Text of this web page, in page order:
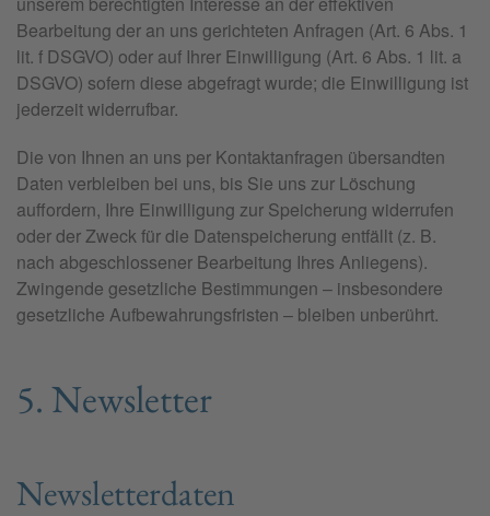
Bearbeitung der an uns gerichteten Anfragen (Art. 6 Abs. 1
lit. f DSGVO) oder auf Ihrer Einwilligung (Art. 6 Abs. 1 lit. a
DSGVO) sofern diese abgefragt wurde; die Einwilligung ist
jederzeit widerrufbar.
Die von Ihnen an uns per Kontaktanfragen übersandten
Daten verbleiben bei uns, bis Sie uns zur Löschung
auffordern, Ihre Einwilligung zur Speicherung widerrufen
oder der Zweck für die Datenspeicherung entfällt (z. B.
nach abgeschlossener Bearbeitung Ihres Anliegens).
Zwingende gesetzliche Bestimmungen – insbesondere
gesetzliche Aufbewahrungsfristen – bleiben unberührt.
5. Newsletter
Newsletter­daten